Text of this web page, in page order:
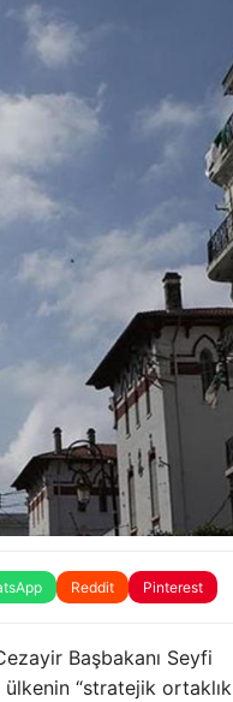
Reddit Pinterest
Başbakanı Seyfi
ülkenin “stratejik ortaklık